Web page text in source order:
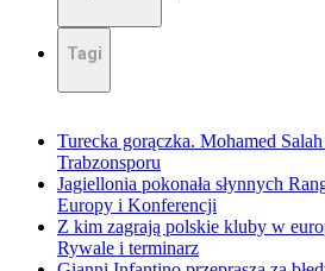
Tagi
Turecka gorączka. Mohamed
Trabzonsporu
Jagiellonia pokonała słynnych
Europy i Konferencji
Z kim zagrają polskie kluby w
Rywale i terminarz